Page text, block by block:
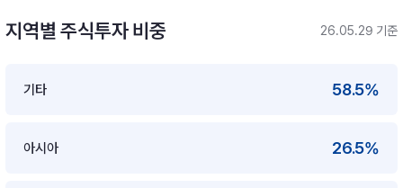
지역별 주식투자 비중 26.05.29 기준
기타 58.5%
아시아 26.5%